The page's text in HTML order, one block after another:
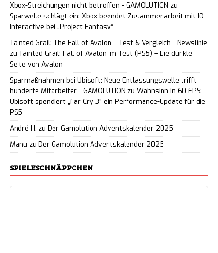
Xbox-Streichungen nicht betroffen - GAMOLUTION zu
Sparwelle schlägt ein: Xbox beendet Zusammenarbeit mit IO
Interactive bei „Project Fantasy“
Tainted Grail: The Fall of Avalon – Test & Vergleich - Newslinie
zu Tainted Grail: Fall of Avalon im Test (PS5) – Die dunkle
Seite von Avalon
Sparmaßnahmen bei Ubisoft: Neue Entlassungswelle trifft
hunderte Mitarbeiter - GAMOLUTION zu Wahnsinn in 60 FPS:
Ubisoft spendiert „Far Cry 3“ ein Performance-Update für die
PS5
André H. zu Der Gamolution Adventskalender 2025
Manu zu Der Gamolution Adventskalender 2025
SPIELESCHNÄPPCHEN